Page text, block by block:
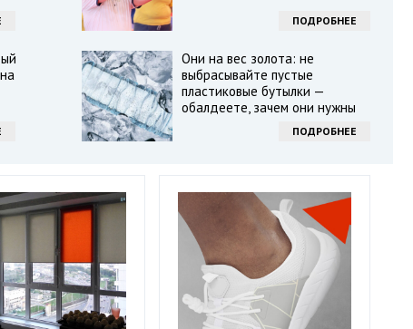
ПОДРОБНЕЕ
Они на вес золота: не
выбрасывайте пустые
пластиковые бутылки —
обалдеете, зачем они нужны
ПОДРОБНЕЕ